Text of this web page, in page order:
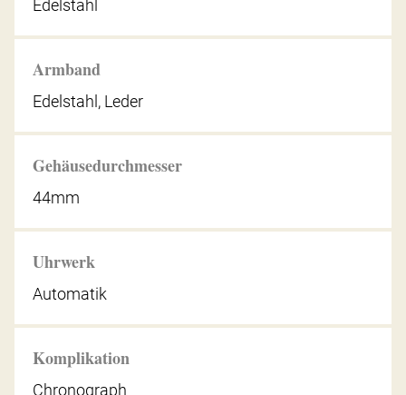
Edelstahl
Armband
Edelstahl, Leder
Gehäusedurchmesser
44mm
Uhrwerk
Automatik
Komplikation
Chronograph